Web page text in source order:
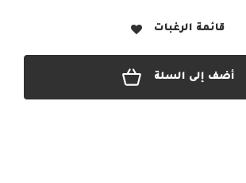
قائمة الرغبات
أضف إلى السلة